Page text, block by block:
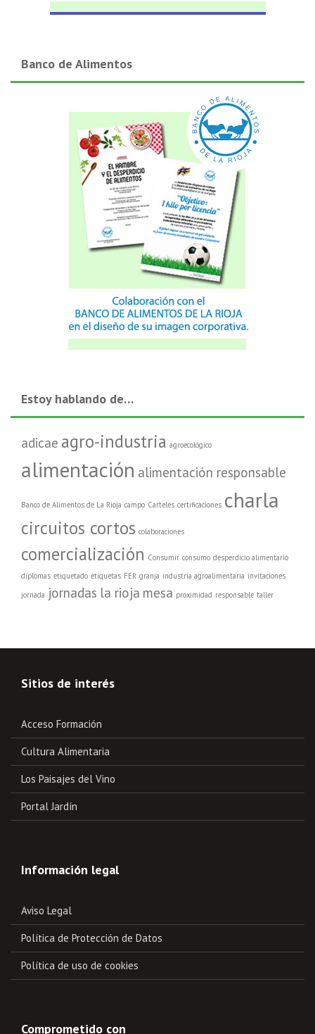
Banco de Alimentos
Estoy hablando de…
adicae agro-industria agroecológico
alimentación alimentación responsable
Banco de Alimentos de La Rioja campo Carteles certificaciones charla
circuitos cortos colaboraciones
comercialización Consumir consumo desperdicio alimentario
diplomas etiquetado etiquetas FER granja industria agroalimentaria invitaciones
jornada jornadas la rioja mesa proximidad responsable taller
Sitios de interés
Acceso Formación
Cultura Alimentaria
Los Paisajes del Vino
Portal Jardín
Información legal
Aviso Legal
Política de Protección de Datos
Política de uso de cookies
Comprometido con